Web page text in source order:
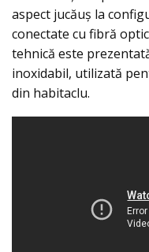
aspect jucăuș la
conectate cu fibră
tehnică este
inoxidabil, utilizată
din habitaclu.